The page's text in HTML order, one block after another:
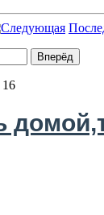
16